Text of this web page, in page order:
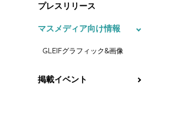
プレスリリース
マスメディア向け情報
GLEIFグラフィック&画像
掲載イベント